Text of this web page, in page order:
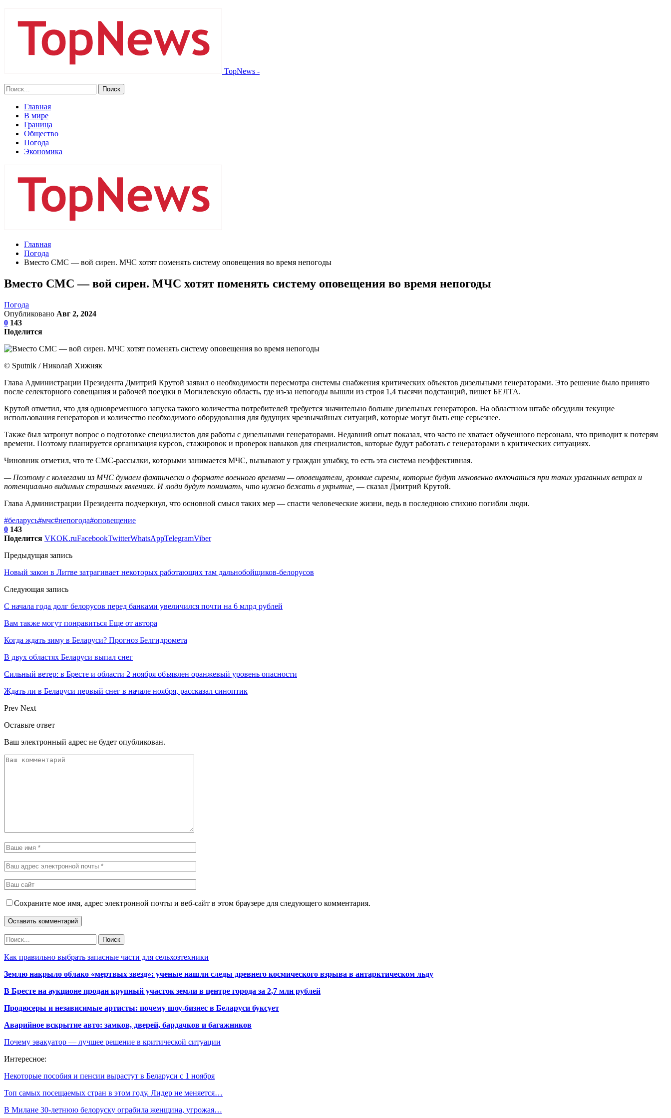
TopNews -
Главная
В мире
Граница
Общество
Погода
Экономика
Главная
Погода
Вместо СМС — вой сирен. МЧС хотят поменять систему оповещения во время непогоды
Вместо СМС — вой сирен. МЧС хотят поменять систему оповещения во время непогоды
Погода
Опубликовано Авг 2, 2024
0 143
Поделится
© Sputnik / Николай Хижняк
Глава Администрации Президента Дмитрий Крутой заявил о необходимости пересмотра системы снабжения критических объектов дизельными генераторами. Это решение было принято
после селекторного совещания и рабочей поездки в Могилевскую область, где из-за непогоды вышли из строя 1,4 тысячи подстанций, пишет БЕЛТА.
Крутой отметил, что для одновременного запуска такого количества потребителей требуется значительно больше дизельных генераторов. На областном штабе обсудили текущие
использования генераторов и количество необходимого оборудования для будущих чрезвычайных ситуаций, которые могут быть еще серьезнее.
Также был затронут вопрос о подготовке специалистов для работы с дизельными генераторами. Недавний опыт показал, что часто не хватает обученного персонала, что приводит к потерям
времени. Поэтому планируется организация курсов, стажировок и проверок навыков для специалистов, которые будут работать с генераторами в критических ситуациях.
Чиновник отметил, что те СМС-рассылки, которыми занимается МЧС, вызывают у граждан улыбку, то есть эта система неэффективная.
— Поэтому с коллегами из МЧС думаем фактически о формате военного времени — оповещатели, громкие сирены, которые будут мгновенно включаться при таких ураганных ветрах и
потенциально видимых страшных явлениях. И люди будут понимать, что нужно бежать в укрытие, — сказал Дмитрий Крутой.
Глава Администрации Президента подчеркнул, что основной смысл таких мер — спасти человеческие жизни, ведь в последнюю стихию погибли люди.
#беларусь#мчс#непогода#оповещение
0 143
Поделится VKOK.ruFacebookTwitterWhatsAppTelegramViber
Предыдущая запись
Новый закон в Литве затрагивает некоторых работающих там дальнобойщиков-белорусов
Следующая запись
С начала года долг белорусов перед банками увеличился почти на 6 млрд рублей
Вам также могут понравиться Еще от автора
Когда ждать зиму в Беларуси? Прогноз Белгидромета
В двух областях Беларуси выпал снег
Сильный ветер: в Бресте и области 2 ноября объявлен оранжевый уровень опасности
Ждать ли в Беларуси первый снег в начале ноября, рассказал синоптик
Prev Next
Оставьте ответ
Ваш электронный адрес не будет опубликован.
Сохраните мое имя, адрес электронной почты и веб-сайт в этом браузере для следующего комментария.
Как правильно выбрать запасные части для сельхозтехники
Землю накрыло облако «мертвых звезд»: ученые нашли следы древнего космического взрыва в антарктическом льду
В Бресте на аукционе продан крупный участок земли в центре города за 2,7 млн рублей
Продюсеры и независимые артисты: почему шоу-бизнес в Беларуси буксует
Аварийное вскрытие авто: замков, дверей, бардачков и багажников
Почему эвакуатор — лучшее решение в критической ситуации
Интересное:
Некоторые пособия и пенсии вырастут в Беларуси с 1 ноября
Топ самых посещаемых стран в этом году. Лидер не меняется…
В Милане 30-летнюю белоруску ограбила женщина, угрожая…